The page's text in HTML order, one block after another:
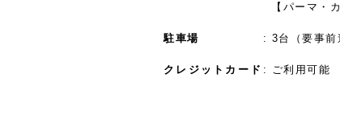
【パーマ・
駐車場 3台（要事前
クレジットカード ご利用可能